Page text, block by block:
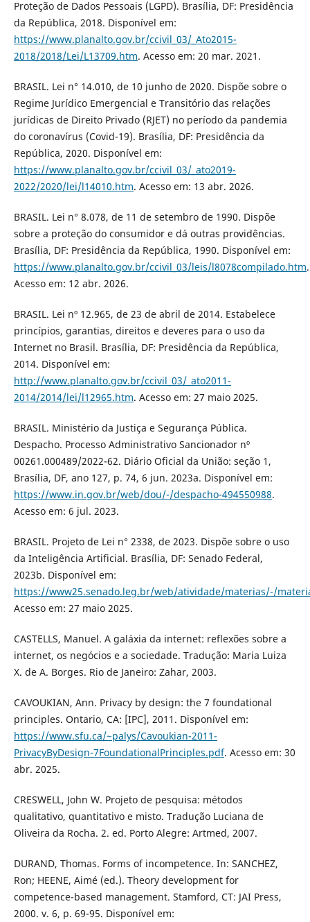
Proteção de Dados Pessoais (LGPD). Brasília, DF: Presidência
da República, 2018. Disponível em:
https://www.planalto.gov.br/ccivil_03/_Ato2015-
2018/2018/Lei/L13709.htm. Acesso em: 20 mar. 2021.
BRASIL. Lei n° 14.010, de 10 junho de 2020. Dispõe sobre o
Regime Jurídico Emergencial e Transitório das relações
jurídicas de Direito Privado (RJET) no período da pandemia
do coronavírus (Covid-19). Brasília, DF: Presidência da
República, 2020. Disponível em:
https://www.planalto.gov.br/ccivil_03/_ato2019-
2022/2020/lei/l14010.htm. Acesso em: 13 abr. 2026.
BRASIL. Lei n° 8.078, de 11 de setembro de 1990. Dispõe
sobre a proteção do consumidor e dá outras providências.
Brasília, DF: Presidência da República, 1990. Disponível em:
https://www.planalto.gov.br/ccivil_03/leis/l8078compilado.htm.
Acesso em: 12 abr. 2026.
BRASIL. Lei nº 12.965, de 23 de abril de 2014. Estabelece
princípios, garantias, direitos e deveres para o uso da
Internet no Brasil. Brasília, DF: Presidência da República,
2014. Disponível em:
http://www.planalto.gov.br/ccivil_03/_ato2011-
2014/2014/lei/l12965.htm. Acesso em: 27 maio 2025.
BRASIL. Ministério da Justiça e Segurança Pública.
Despacho. Processo Administrativo Sancionador nº
00261.000489/2022-62. Diário Oficial da União: seção 1,
Brasília, DF, ano 127, p. 74, 6 jun. 2023a. Disponível em:
https://www.in.gov.br/web/dou/-/despacho-494550988.
Acesso em: 6 jul. 2023.
BRASIL. Projeto de Lei n° 2338, de 2023. Dispõe sobre o uso
da Inteligência Artificial. Brasília, DF: Senado Federal,
2023b. Disponível em:
https://www25.senado.leg.br/web/atividade/materias/-/
Acesso em: 27 maio 2025.
CASTELLS, Manuel. A galáxia da internet: reflexões sobre a
internet, os negócios e a sociedade. Tradução: Maria Luiza
X. de A. Borges. Rio de Janeiro: Zahar, 2003.
CAVOUKIAN, Ann. Privacy by design: the 7 foundational
principles. Ontario, CA: [IPC], 2011. Disponível em:
https://www.sfu.ca/~palys/Cavoukian-2011-
PrivacyByDesign-7FoundationalPrinciples.pdf. Acesso em: 30
abr. 2025.
CRESWELL, John W. Projeto de pesquisa: métodos
qualitativo, quantitativo e misto. Tradução Luciana de
Oliveira da Rocha. 2. ed. Porto Alegre: Artmed, 2007.
DURAND, Thomas. Forms of incompetence. In: SANCHEZ,
Ron; HEENE, Aimé (ed.). Theory development for
competence-based management. Stamford, CT: JAI Press,
2000. v. 6, p. 69-95. Disponível em: